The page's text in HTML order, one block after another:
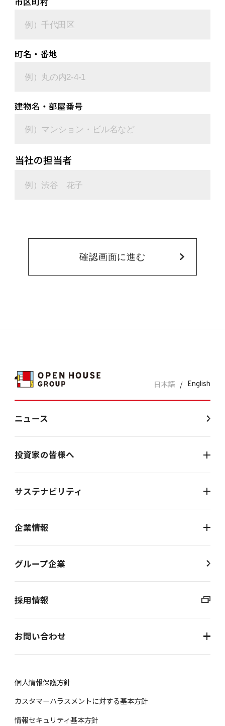
町名・番地
建物名・部屋番号
当社の担当者
日本語 / English
投資家の皆様へ
サステナビリティ
企業情報
グループ企業
採用情報
ニュース
お問い合わせ
個⼈情報保護⽅針
カスタマーハラスメントに対する基本方針
情報セキュリティ基本方針